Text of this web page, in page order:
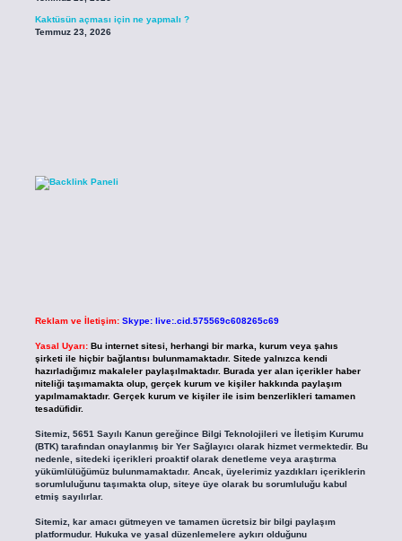
Kaktüsün açması için ne yapmalı ?
Temmuz 23, 2026
Reklam ve İletişim: Skype: live:.cid.575569c608265c69
Yasal Uyarı: Bu internet sitesi, herhangi bir marka, kurum veya şahıs
şirketi ile hiçbir bağlantısı bulunmamaktadır. Sitede yalnızca kendi
hazırladığımız makaleler paylaşılmaktadır. Burada yer alan içerikler haber
niteliği taşımamakta olup, gerçek kurum ve kişiler hakkında paylaşım
yapılmamaktadır. Gerçek kurum ve kişiler ile isim benzerlikleri tamamen
tesadüfidir.
Sitemiz, 5651 Sayılı Kanun gereğince Bilgi Teknolojileri ve İletişim Kurumu
(BTK) tarafından onaylanmış bir Yer Sağlayıcı olarak hizmet vermektedir. Bu
nedenle, sitedeki içerikleri proaktif olarak denetleme veya araştırma
yükümlülüğümüz bulunmamaktadır. Ancak, üyelerimiz yazdıkları içeriklerin
sorumluluğunu taşımakta olup, siteye üye olarak bu sorumluluğu kabul
etmiş sayılırlar.
Sitemiz, kar amacı gütmeyen ve tamamen ücretsiz bir bilgi paylaşım
platformudur. Hukuka ve yasal düzenlemelere aykırı olduğunu